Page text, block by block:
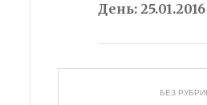
День:25.01.2016
БЕЗ